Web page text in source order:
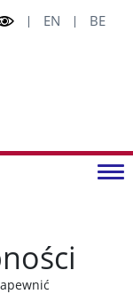
EN BE